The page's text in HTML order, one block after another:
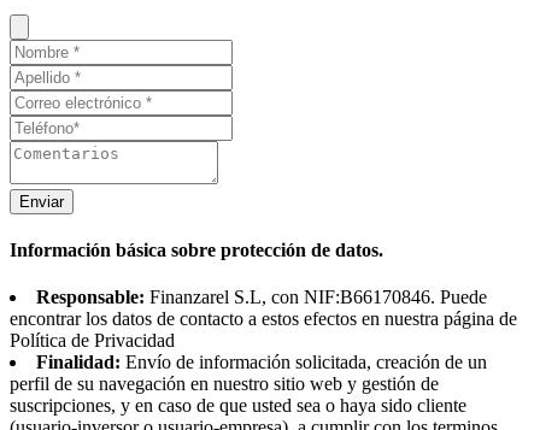
Enviar
Información básica sobre protección de datos.
Responsable: Finanzarel S.L, con NIF:B66170846. Puede
encontrar los datos de contacto a estos efectos en nuestra página de
Política de Privacidad
Finalidad: Envío de información solicitada, creación de un
perfil de su navegación en nuestro sitio web y gestión de
suscripciones, y en caso de que usted sea o haya sido cliente